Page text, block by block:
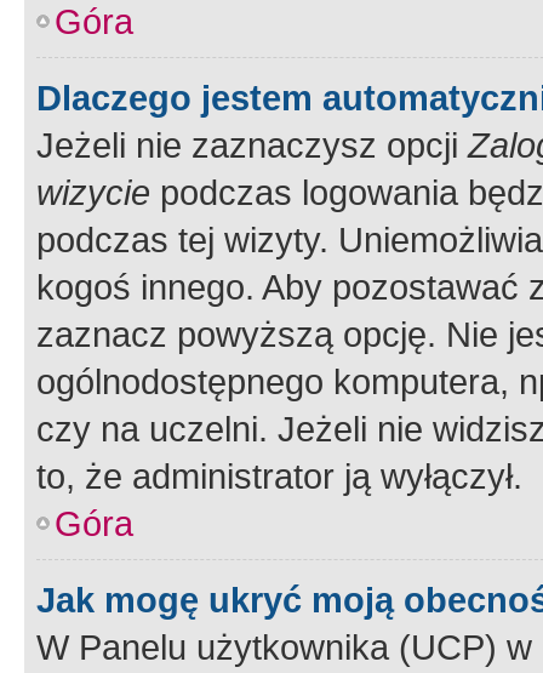
Góra
Dlaczego jestem
Jeżeli nie zaznaczysz opcji
wizycie podczas logowania
podczas tej wizyty.
kogoś innego. Aby pozostawać
zaznacz powyższą opcję. Nie
ogólnodostępnego komputera,
czy na uczelni. Jeżeli nie
to, że administrator ją wyłączył.
Góra
Jak mogę ukryć moją
W Panelu użytkownika (UCP) w